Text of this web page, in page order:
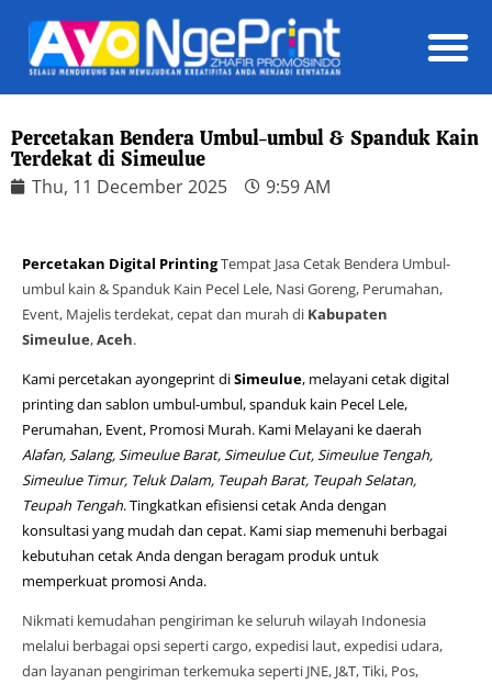
Percetakan Bendera Umbul-umbul & Spanduk Kain
Terdekat di Simeulue
Thu, 11 December 2025 9:59 AM
Percetakan Digital PrintingTempat Jasa Cetak Bendera Umbul-
umbul kain & Spanduk Kain Pecel Lele, Nasi Goreng, Perumahan,
Event, Majelis terdekat, cepat dan murah di Kabupaten
Simeulue,Aceh.
Kami percetakan ayongeprint diSimeulue, melayani cetak digital
printing dan sablon umbul-umbul, spanduk kain Pecel Lele,
Perumahan, Event, Promosi Murah. Kami Melayani ke daerah
Alafan, Salang, Simeulue Barat, Simeulue Cut, Simeulue Tengah,
Simeulue Timur, Teluk Dalam, Teupah Barat, Teupah Selatan,
Teupah Tengah. Tingkatkan efisiensi cetak Anda dengan
konsultasi yang mudah dan cepat. Kami siap memenuhi berbagai
kebutuhan cetak Anda dengan beragam produk untuk
memperkuat promosi Anda.
Nikmati kemudahan pengiriman ke seluruh wilayah Indonesia
melalui berbagai opsi seperti cargo, expedisi laut, expedisi udara,
dan layanan pengiriman terkemuka seperti JNE, J&T, Tiki, Pos,